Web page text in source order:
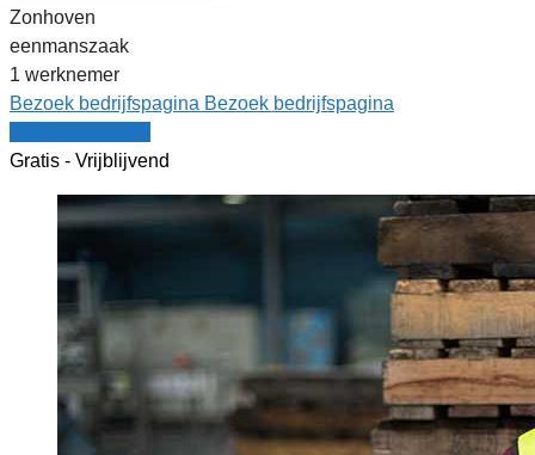
Zonhoven
eenmanszaak
1 werknemer
Bezoek bedrijfspagina Bezoek bedrijfspagina
Gratis - Vrijblijvend